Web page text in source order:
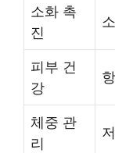
소화 촉
진
피부 건
강
체중 관
리